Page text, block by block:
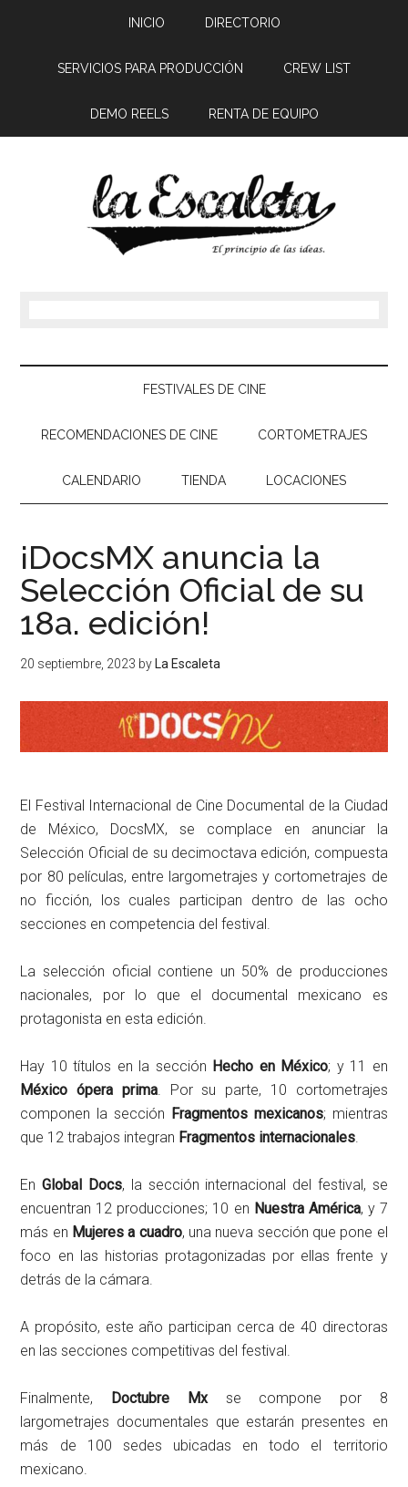
INICIO DIRECTORIO
SERVICIOS PARA PRODUCCIÓN CREW LIST
DEMO REELS RENTA DE EQUIPO
FESTIVALES DE CINE
RECOMENDACIONES DE CINE CORTOMETRAJES
CALENDARIO TIENDA LOCACIONES
¡DocsMX anuncia la
Selección Oficial de su
18a. edición!
20 septiembre, 2023 by La Escaleta
El Festival Internacional de Cine Documental de la Ciudad
de México, DocsMX, se complace en anunciar la
Selección Oficial de su decimoctava edición, compuesta
por 80 películas, entre largometrajes y cortometrajes de
no ficción, los cuales participan dentro de las ocho
secciones en competencia del festival.
La selección oficial contiene un 50% de producciones
nacionales, por lo que el documental mexicano es
protagonista en esta edición.
Hay 10 títulos en la sección Hecho en México; y 11 en
México ópera prima. Por su parte, 10 cortometrajes
componen la sección Fragmentos mexicanos; mientras
que 12 trabajos integran Fragmentos internacionales.
EnGlobal Docs, la sección internacional del festival, se
encuentran 12 producciones; 10 en Nuestra América, y 7
más en Mujeres a cuadro, una nueva sección que pone el
foco en las historias protagonizadas por ellas frente y
detrás de la cámara.
A propósito, este año participan cerca de 40 directoras
en las secciones competitivas del festival.
Finalmente, Doctubre Mxse compone por 8
largometrajes documentales que estarán presentes en
más de 100 sedes ubicadas en todo el territorio
mexicano.